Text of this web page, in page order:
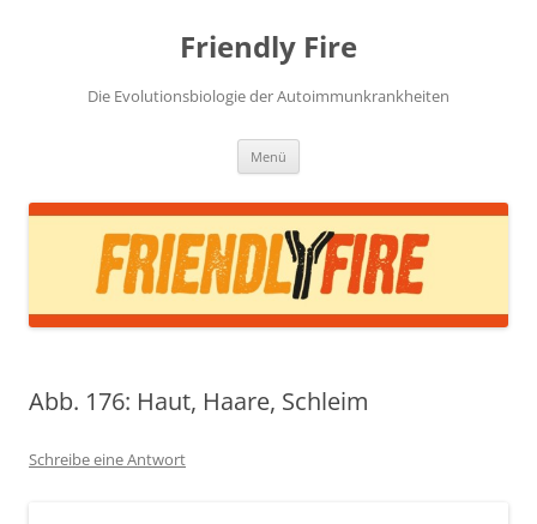
Friendly Fire
Die Evolutionsbiologie der Autoimmunkrankheiten
Menü
Abb. 176: Haut, Haare, Schleim
Schreibe eine Antwort